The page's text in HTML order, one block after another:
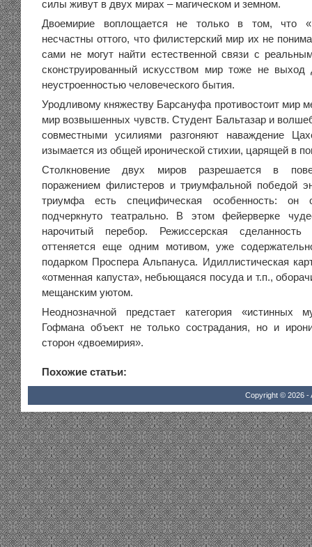
силы живут в двух мирах – магическом и земном.
Двоемирие воплощается не только в том, что
несчастны оттого, что филистерский мир их не
сами не могут найти естественной связи с
сконструированный искусством мир тоже не
неустроенностью человеческого бытия.
Уродливому княжеству Барсануфа противостоит мир
мир возвышенных чувств. Студент Бальтазар и
совместными усилиями разгоняют наваждение
изымается из общей иронической стихии, царящей в
Столкновение двух миров разрешается в
поражением филистеров и триумфальной победой
триумфа есть специфическая особенность: он
подчеркнуто театрально. В этом фейерверке
нарочитый перебор. Режиссерская сделанность
оттеняется еще одним мотивом, уже
подарком Проспера Альпануса. Идиллистическая
«отменная капуста», небьющаяся посуда и т.п.,
мещанским уютом.
Неоднозначной предстает категория «истинных
Гофмана объект не только сострадания, но и
сторон «двоемирия».
Похожие статьи:
Copyright © 2026 -